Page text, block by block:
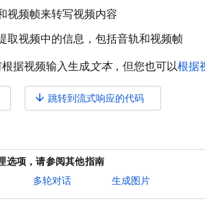
视频帧来转写视频内容
取视频中的信息，包括音轨和视频帧
据视频输入生成文本，但您也可以根据
arrow_downward 跳转到流式响应的代码
选项，请参阅其他指南
多轮对话 生成图片